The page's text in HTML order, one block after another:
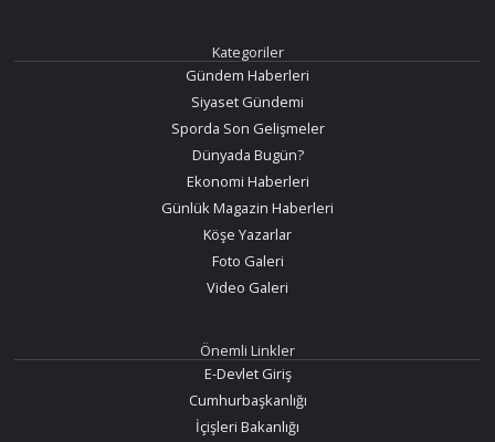
Kategoriler
Gündem Haberleri
Siyaset Gündemi
Sporda Son Gelişmeler
Dünyada Bugün?
Ekonomi Haberleri
Günlük Magazin Haberleri
Köşe Yazarlar
Foto Galeri
Video Galeri
Önemli Linkler
E-Devlet Giriş
Cumhurbaşkanlığı
İçişleri Bakanlığı